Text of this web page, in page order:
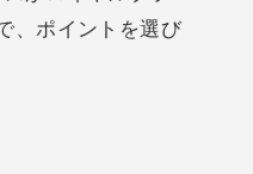
、ポイントを選び